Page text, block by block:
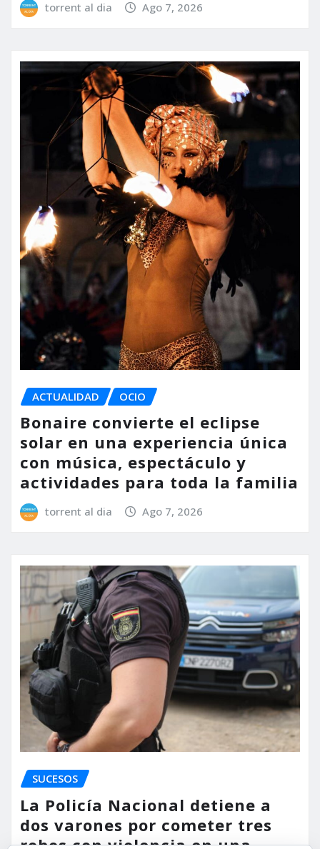
torrent al dia Ago 7, 2026
ACTUALIDAD OCIO
Bonaire convierte el eclipse
solar en una experiencia única
con música, espectáculo y
actividades para toda la familia
torrent al dia Ago 7, 2026
SUCESOS
La Policía Nacional detiene a
dos varones por cometer tres
robos con violencia en una